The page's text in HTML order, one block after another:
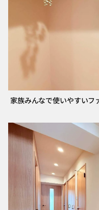
家族みんなで使いやすいフ